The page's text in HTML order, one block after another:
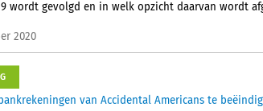
wordt gevolgd en in welk opzicht daarvan wordt
2020
van Accidental Americans te